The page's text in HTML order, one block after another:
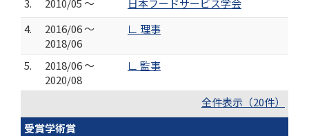
3.
2010/05 ～
日本フードサービス学会
4.
2016/06 ～
2018/06
∟ 理事
5.
2018/06 ～
2020/08
∟ 監事
全件表示（20件）
受賞学術賞